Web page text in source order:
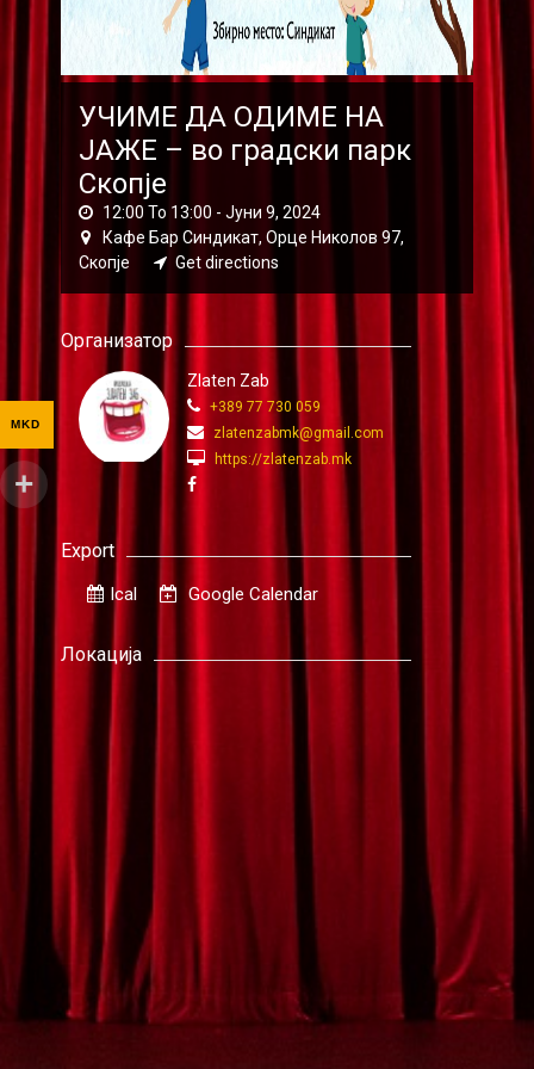
УЧИМЕ ДА ОДИМЕ НА
ЈАЖЕ – во градски парк
Скопје
12:00 To 13:00 - Јуни 9, 2024
Кафе Бар Синдикат, Орце Николов 97,
Скопје
Get directions
Организатор
Zlaten Zab
+389 77 730 059
zlatenzabmk@gmail.com
https://zlatenzab.mk
Export
Ical Google Calendar
Локација
MKD